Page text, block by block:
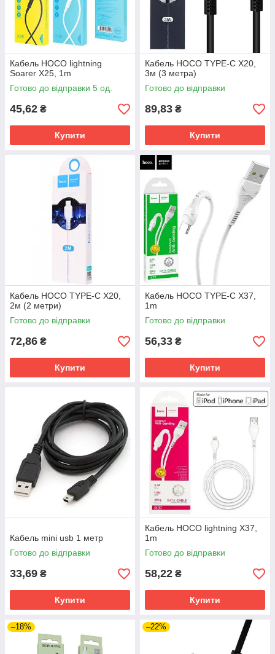
Кабель HOCO lightning
Soarer X25, 1m
Готово до відправки 5 од.
45,62 ₴
Купити
Кабель HOCO TYPE-C X20,
3м (3 метра)
Готово до відправки
89,83 ₴
Купити
Кабель HOCO TYPE-C X20,
2м (2 метри)
Готово до відправки
72,86 ₴
Купити
Кабель HOCO TYPE-C X37,
1m
Готово до відправки
56,33 ₴
Купити
Кабель mini usb 1 метр
Готово до відправки
33,69 ₴
Купити
Кабель HOCO lightning X37,
1m
Готово до відправки
58,22 ₴
Купити
–18% –22%